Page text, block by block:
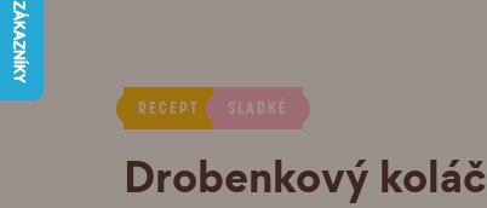
RECEPT SLADKÉ
Drobenkový koláč